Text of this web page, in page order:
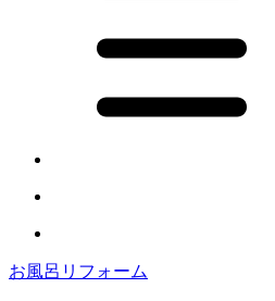
お風呂リフォーム